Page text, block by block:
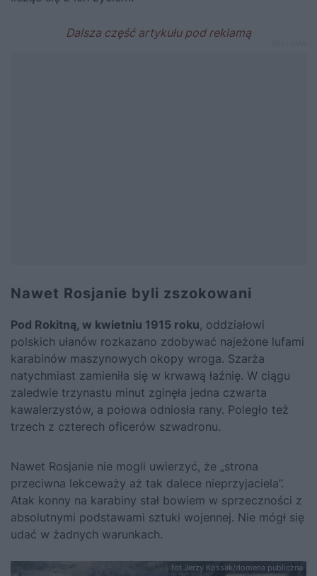
Nawet Rosjanie byli zszokowani
Pod Rokitną, w kwietniu 1915 roku, oddziałowi
polskich ułanów rozkazano zdobywać najeżone lufami
karabinów maszynowych okopy wroga. Szarża
natychmiast zamieniła się w krwawą łaźnię. W ciągu
zaledwie trzynastu minut zginęła jedna czwarta
kawalerzystów, a połowa odniosła rany. Poległo też
trzech z czterech oficerów szwadronu.
Nawet Rosjanie nie mogli uwierzyć, że „strona
przeciwna lekceważy aż tak dalece nieprzyjaciela”.
Atak konny na karabiny stał bowiem w sprzeczności z
absolutnymi podstawami sztuki wojennej. Nie mógł się
udać w żadnych warunkach.
fot.Jerzy Kossak/domena publiczna